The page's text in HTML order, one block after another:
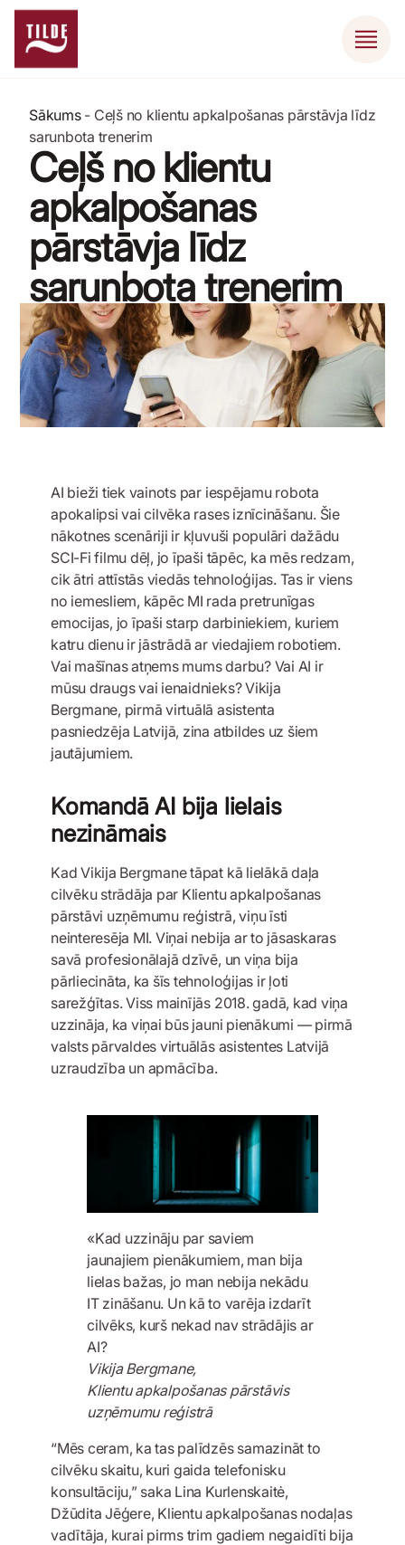
Sākums- Ceļš no klientu apkalpošanas pārstāvja līdz
sarunbota trenerim
Ceļš no klientu
apkalpošanas
pārstāvja līdz
sarunbota trenerim
11 Jūlijs, 2020
AI bieži tiek vainots par iespējamu robota
apokalipsi vai cilvēka rases iznīcināšanu. Šie
nākotnes scenāriji ir kļuvuši populāri dažādu
SCI-Fi filmu dēļ, jo īpaši tāpēc, ka mēs redzam,
cik ātri attīstās viedās tehnoloģijas. Tas ir viens
no iemesliem, kāpēc MI rada pretrunīgas
emocijas, jo īpaši starp darbiniekiem, kuriem
katru dienu ir jāstrādā ar viedajiem robotiem.
Vai mašīnas atņems mums darbu? Vai AI ir
mūsu draugs vai ienaidnieks? Vikija
Bergmane, pirmā virtuālā asistenta
pasniedzēja Latvijā, zina atbildes uz šiem
jautājumiem.
Komandā AI bija lielais
nezināmais
Kad Vikija Bergmane tāpat kā lielākā daļa
cilvēku strādāja par Klientu apkalpošanas
pārstāvi uzņēmumu reģistrā, viņu īsti
neinteresēja MI. Viņai nebija ar to jāsaskaras
savā profesionālajā dzīvē, un viņa bija
pārliecināta, ka šīs tehnoloģijas ir ļoti
sarežģītas. Viss mainījās 2018. gadā, kad viņa
uzzināja, ka viņai būs jauni pienākumi — pirmā
valsts pārvaldes virtuālās asistentes Latvijā
uzraudzība un apmācība.
«Kad uzzināju par saviem
jaunajiem pienākumiem, man bija
lielas bažas, jo man nebija nekādu
IT zināšanu. Un kā to varēja izdarīt
cilvēks, kurš nekad nav strādājis ar
AI?
Vikija Bergmane,
Klientu apkalpošanas pārstāvis
uzņēmumu reģistrā
“Mēs ceram, ka tas palīdzēs samazināt to
cilvēku skaitu, kuri gaida telefonisku
konsultāciju,” saka Lina Kurlenskaitė,
Džūdita Jēģere, Klientu apkalpošanas nodaļas
vadītāja, kurai pirms trim gadiem negaidīti bija